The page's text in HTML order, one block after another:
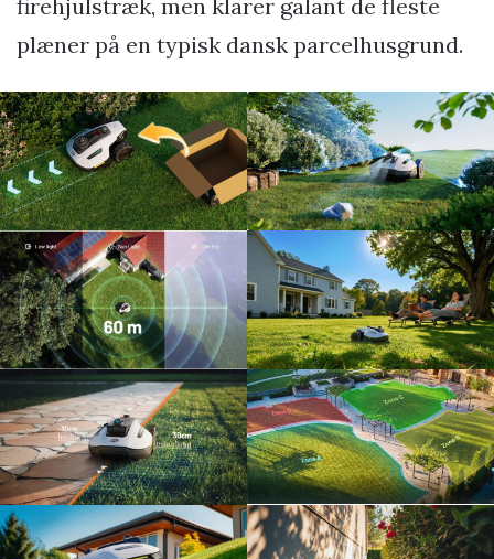
firehjulstræk, men klarer galant de fleste
plæner på en typisk dansk parcelhusgrund.